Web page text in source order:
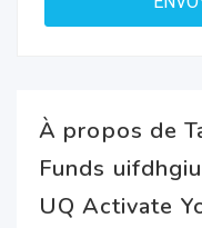
À propos de
Funds
UQ Activate